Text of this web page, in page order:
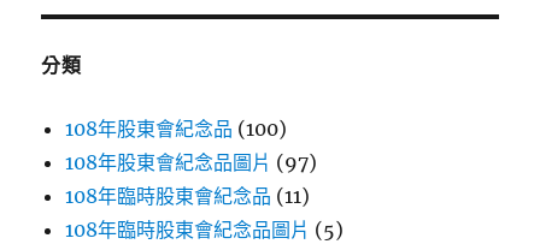
鍵
分類
108年股東會紀念品 (100)
108年股東會紀念品圖片 (97)
108年臨時股東會紀念品 (11)
108年臨時股東會紀念品圖片 (5)